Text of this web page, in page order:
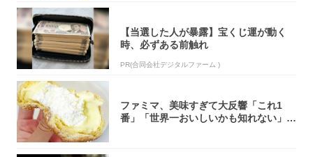
【当選した人が暴露】宝くじ運が動く
時、必ずある前触れ
PR(合同会社デジタルファーム )
ファミマ、美味すぎて大反響「これ1
番」「世界一おいしいかも知れない」